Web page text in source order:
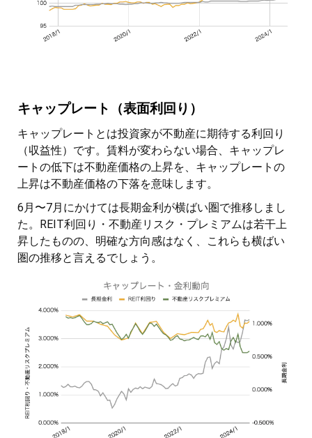
キャップレート（表面利回り）
キャップレートとは投資家が不動産に期待する利回り
（収益性）です。賃料が変わらない場合、キャップレ
ートの低下は不動産価格の上昇を、キャップレートの
上昇は不動産価格の下落を意味します。
6月〜7月にかけては長期金利が横ばい圏で推移しまし
た。REIT利回り・不動産リスク・プレミアムは若干上
昇したものの、明確な方向感はなく、これらも横ばい
圏の推移と言えるでしょう。